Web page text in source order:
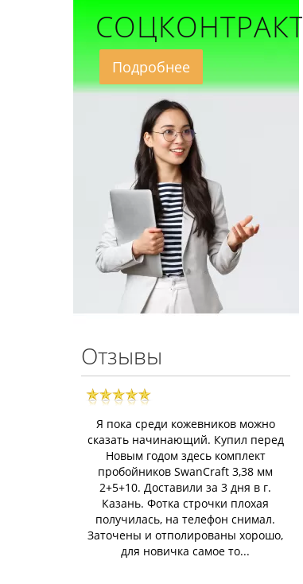
СОЦКОНТРАКТ
Подробнее
Отзывы
Я пока среди кожевников можно
сказать начинающий. Купил перед
Новым годом здесь комплект
пробойников SwanCraft 3,38 мм
2+5+10. Доставили за 3 дня в г.
Казань. Фотка строчки плохая
получилась, на телефон снимал.
Заточены и отполированы хорошо,
для новичка самое то...